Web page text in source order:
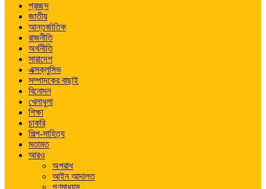
প্রচ্ছদ
জাতীয়
আন্তর্জাতিক
রাজনীতি
অর্থনীতি
সারাদেশ
এক্সক্লুসিভ
সম্পাদকের বাছাই
বিনোদন
খেলাধুলা
শিক্ষা
চাকরি
শিল্প-সাহিত্য
মতামত
আরও
অপরাধ
আইন আদালত
গণমাধ্যম